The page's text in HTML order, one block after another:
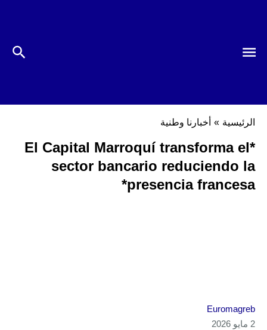
الرئيسية » أخبارنا وطنية
*El Capital Marroquí transforma el
sector bancario reduciendo la
presencia francesa*
Euromagreb
2 مايو 2026